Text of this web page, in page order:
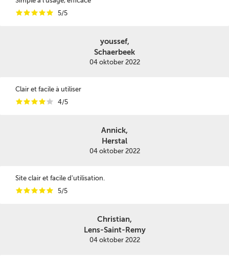
iiiii 5/5
youssef,
Schaerbeek
04 oktober 2022
Clair et facile à utiliser
iiiii 4/5
Annick,
Herstal
04 oktober 2022
Site clair et facile d'utilisation.
iiiii 5/5
Christian,
Lens-Saint-Remy
04 oktober 2022